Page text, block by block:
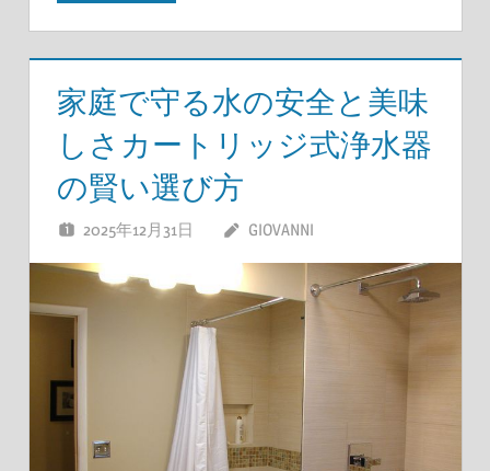
家庭で守る水の安全と美味
しさカートリッジ式浄水器
の賢い選び方
2025年12月31日 GIOVANNI